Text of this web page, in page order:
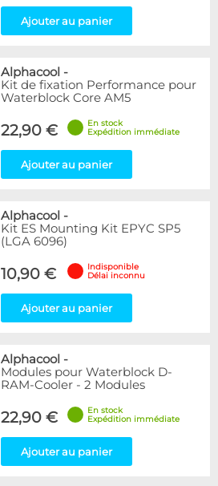
Ajouter au panier
Alphacool -
Kit de fixation Performance pour
Waterblock Core AM5
22,90 €
En stock
Expédition immédiate
Ajouter au panier
Alphacool -
Kit ES Mounting Kit EPYC SP5
(LGA 6096)
10,90 €
Indisponible
Délai inconnu
Ajouter au panier
Alphacool -
Modules pour Waterblock D-
RAM-Cooler - 2 Modules
22,90 €
En stock
Expédition immédiate
Ajouter au panier